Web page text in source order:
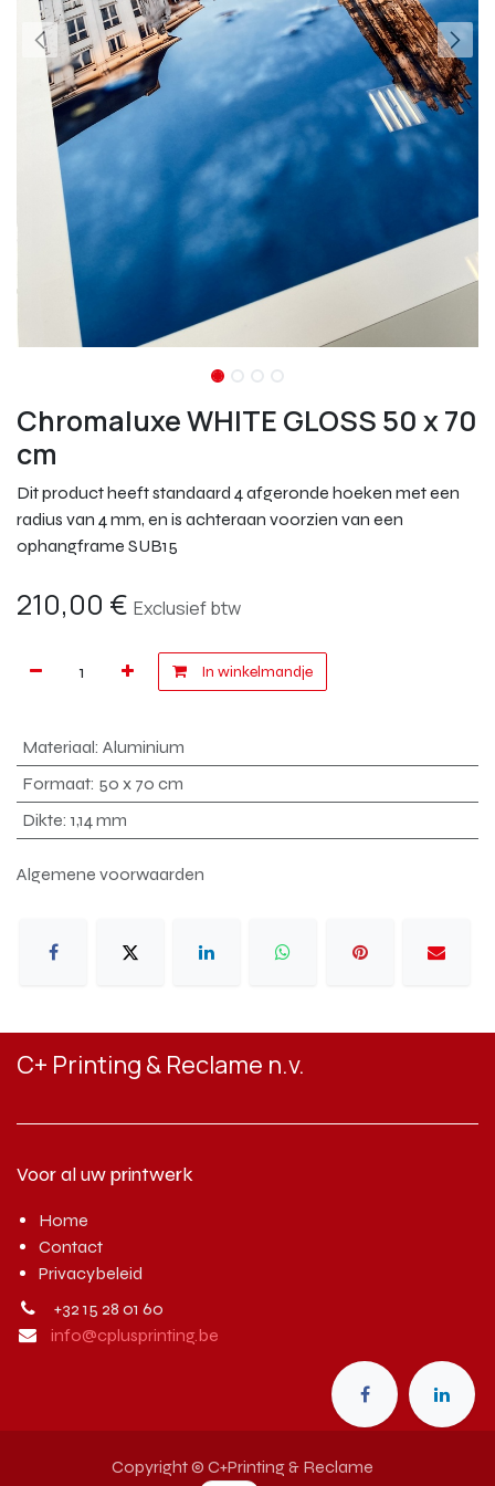
Chromaluxe WHITE GLOSS 50 x 70
cm
Dit product heeft standaard 4 afgeronde hoeken met een
radius van 4 mm, en is achteraan voorzien van een
ophangframe SUB15
210,00 € Exclusief btw
In winkelmandje
Materiaal: Aluminium
Formaat: 50 x 70 cm
Dikte: 1,14 mm
Algemene voorwaarden
C+ Printing & Reclame n.v.
Voor al uw printwerk
Home
Contact
Privacybeleid
+32 15 28 01 60
info@cplusprinting.be
Copyright © C+Printing & Reclame